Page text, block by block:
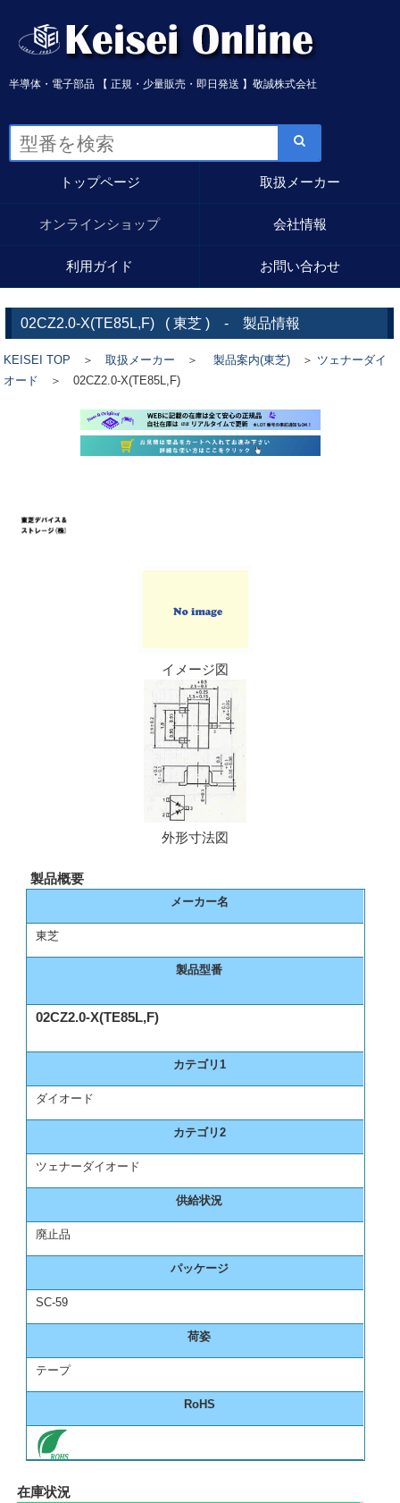
半導体・電子部品 【 正規・少量販売・即日発送 】敬誠株式会社
トップページ 取扱メーカー
オンラインショップ 会社情報
利用ガイド お問い合わせ
02CZ2.0-X(TE85L,F) (東芝 ) - 製品情報
KEISEI TOP ＞取扱メーカー ＞ 製品案内(東芝) ＞ ツェナーダイ
オード ＞ 02CZ2.0-X(TE85L,F)
イメージ図
外形寸法図
製品概要
メーカー名
東芝
製品型番
02CZ2.0-X(TE85L,F)
カテゴリ1
ダイオード
カテゴリ2
ツェナーダイオード
供給状況
廃止品
パッケージ
SC-59
荷姿
テープ
RoHS
在庫状況